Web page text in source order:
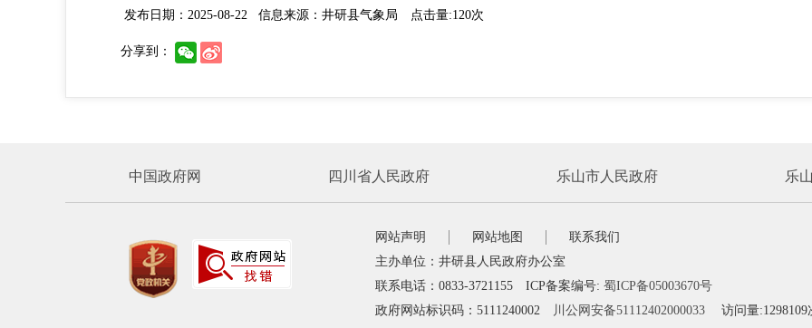
发布日期：2025-08-22 信息来源：井研县气象局 点击量:120次
分享到：
中国政府网 四川省人民政府 乐山市人民政府 乐
网站声明 网站地图
联系我们
主办单位：井研县人民政府办公室
联系电话：0833-3721155 ICP备案编号: 蜀ICP备05003670号
政府网站标识码：5111240002
川公网安备51112402000033 访问量:1298109